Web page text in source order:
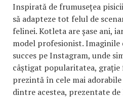
Inspirată de frumusețea
să adapteze tot felul de
felinei. Kotleta are șase ani,
model profesionist. Imaginile
succes pe Instagram, unde
câștigat popularitatea,
prezintă în cele mai
dintre acestea, prezentate de